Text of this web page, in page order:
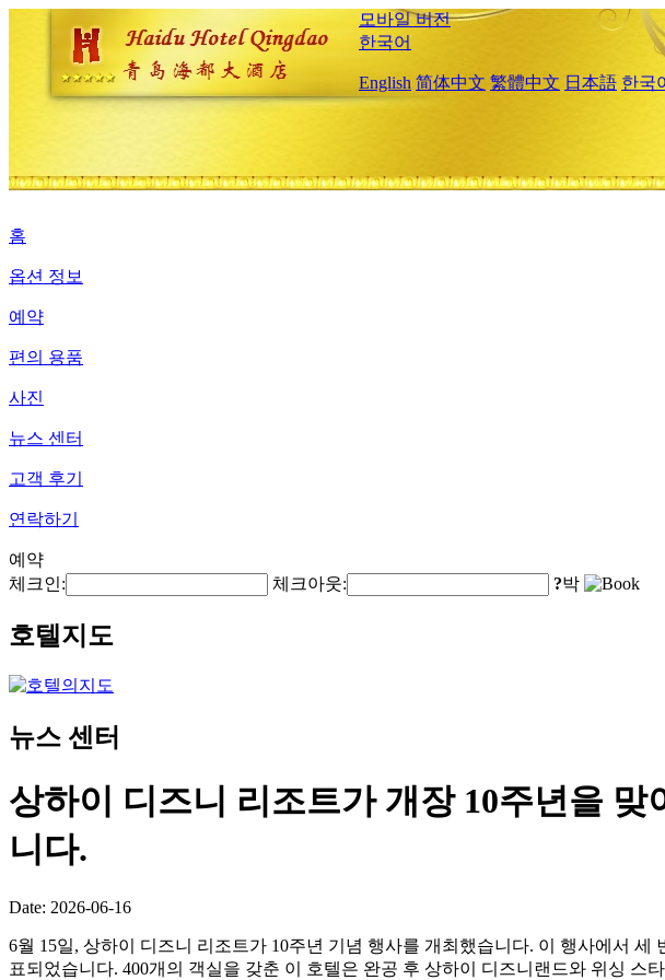
모바일 버전
한국어
English 简体中文 繁體中文 日本語 한국
홈
옵션 정보
예약
편의 용품
사진
뉴스 센터
고객 후기
연락하기
예약
체크인:
체크아웃: ?박
호텔지도
뉴스 센터
상하이 디즈니 리조트가 개장 10주년을
니다.
Date: 2026-06-16
6월 15일, 상하이 디즈니 리조트가 10주년 기념 행사를 개최했습니다. 이 행사에서
표되었습니다. 400개의 객실을 갖춘 이 호텔은 완공 후 상하이 디즈니랜드와 위싱